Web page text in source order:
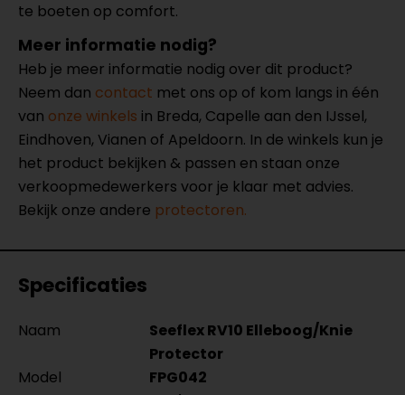
te boeten op comfort.
Meer informatie nodig?
Heb je meer informatie nodig over dit product?
Neem dan contact met ons op of kom langs in één
van onze winkels in Breda, Capelle aan den IJssel,
Eindhoven, Vianen of Apeldoorn. In de winkels kun je
het product bekijken & passen en staan onze
verkoopmedewerkers voor je klaar met advies.
Bekijk onze andere protectoren.
Specificaties
Naam
Seeflex RV10 Elleboog/Knie
Protector
Model
FPG042